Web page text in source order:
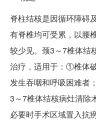
脊柱结核是因循环障碍
有脊椎均可受累，以腰
较少见。颈3～7椎体结
治疗，适用于：①椎体
发生吞咽和呼吸困难者
3～7椎体结核病灶清除
必要时手术区域置入抗痨